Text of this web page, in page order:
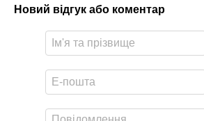
Новий відгук або коментар